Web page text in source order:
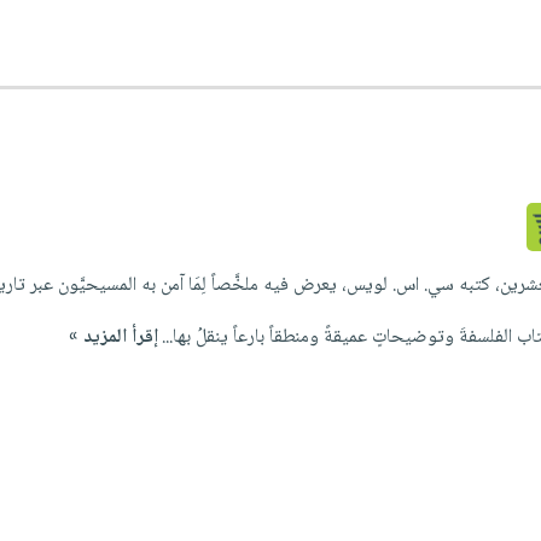
كتبه سي. اس. لويس، يعرض فيه ملخَّصاً لِمَا آمن به المسيحيَّون عبر
الفلسفةَ وتوضيحاتٍ عميقةً ومنطقاً بارعاً ينقلُ بها...إقرأ المزيد »